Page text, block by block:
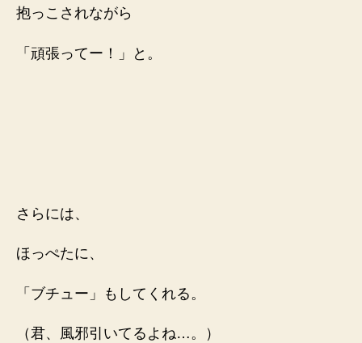
抱っこされながら
「頑張ってー！」と。
さらには、
ほっぺたに、
「ブチュー」もしてくれる。
（君、風邪引いてるよね…。）